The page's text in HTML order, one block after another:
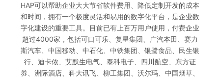
HAP可以帮助企业大大节省软件费用、降低定制开发的成本
和时间，拥有一个极度灵活和易用的数字化平台，是企业数
字化建设的重要工具。目前已有上百万用户使用，付费企业
超过4000家，包括可口可乐、复星集团、广汽本田、赛力
斯汽车、中国移动、中石化、中铁集团、银鹭食品、民生银
行、迪卡侬、艾默生电气、泰科电子、四川航空、东方证
券、洲际酒店、科大讯飞、柳工集团、沃尔玛、中国烟草、